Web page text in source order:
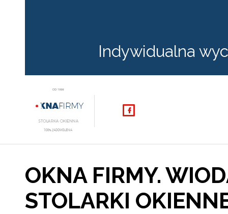
Indywidualna
OKNA FIRMY.
STOLARKI